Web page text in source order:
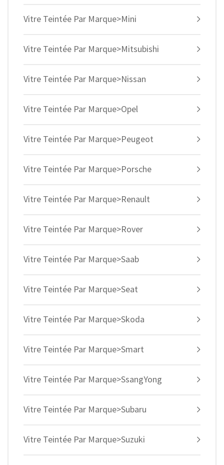
Vitre Teintée Par Marque>Mini
Vitre Teintée Par Marque>Mitsubishi
Vitre Teintée Par Marque>Nissan
Vitre Teintée Par Marque>Opel
Vitre Teintée Par Marque>Peugeot
Vitre Teintée Par Marque>Porsche
Vitre Teintée Par Marque>Renault
Vitre Teintée Par Marque>Rover
Vitre Teintée Par Marque>Saab
Vitre Teintée Par Marque>Seat
Vitre Teintée Par Marque>Skoda
Vitre Teintée Par Marque>Smart
Vitre Teintée Par Marque>SsangYong
Vitre Teintée Par Marque>Subaru
Vitre Teintée Par Marque>Suzuki